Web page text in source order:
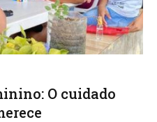
O cuidado